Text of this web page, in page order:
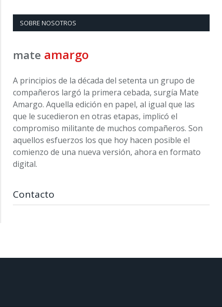
SOBRE NOSOTROS
mate amargo
A principios de la década del setenta un grupo de
compañeros largó la primera cebada, surgía Mate
Amargo. Aquella edición en papel, al igual que las
que le sucedieron en otras etapas, implicó el
compromiso militante de muchos compañeros. Son
aquellos esfuerzos los que hoy hacen posible el
comienzo de una nueva versión, ahora en formato
digital.
Contacto